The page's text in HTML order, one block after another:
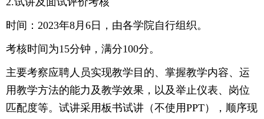
时间：2023年8月6日，由各学院自行组织。
考核时间为15分钟，满分100分。
主要考察应聘人员实现教学目的、掌握教学内容、运
用教学方法的能力及教学效果，以及举止仪表、岗位
匹配度等。试讲采用板书试讲（不使用PPT），顺序现